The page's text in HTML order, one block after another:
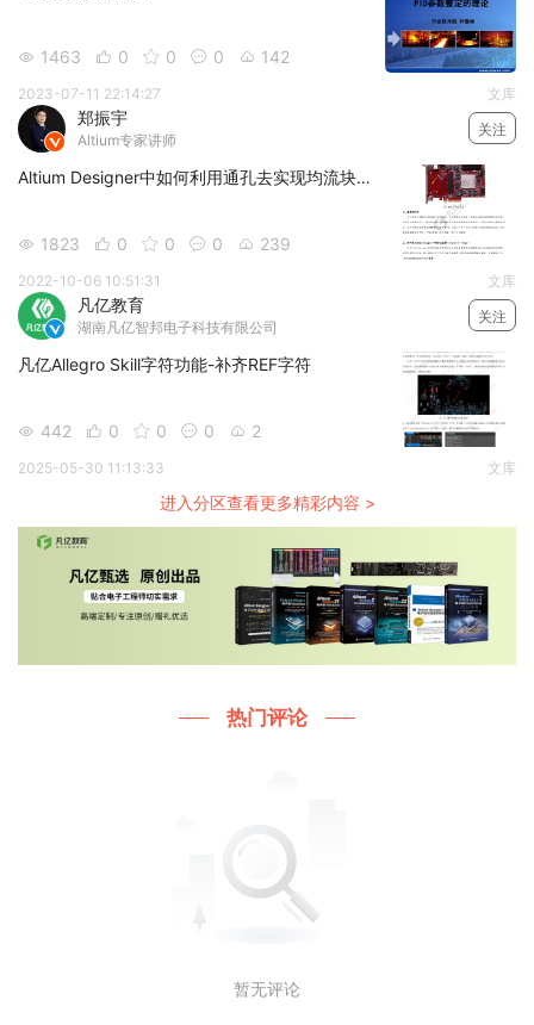
 1463  0  0  0  142
2023-07-11 22:14:27 文库

郑振宇
Altium专家讲师
关注
Altium Designer中如何利用通孔去实现均流块(盗铜Copper Thieving)的添加
 1823  0  0  0  239
2022-10-06 10:51:31 文库

凡亿教育
湖南凡亿智邦电子科技有限公司
关注
凡亿Allegro Skill字符功能-补齐REF字符
 442  0  0  0  2
2025-05-30 11:13:33 文库
进入分区查看更多精彩内容 >
热门评论
暂无评论